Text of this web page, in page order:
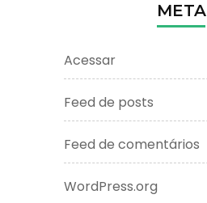
META
Acessar
Feed de posts
Feed de comentários
WordPress.org